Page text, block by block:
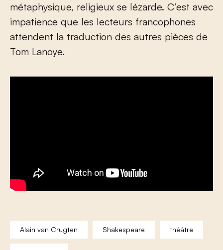
métaphysique, religieux se lézarde. C’est avec
impatience que les lecteurs francophones
attendent la traduction des autres pièces de
Tom Lanoye.
Alain van Crugten Shakespeare théâtre